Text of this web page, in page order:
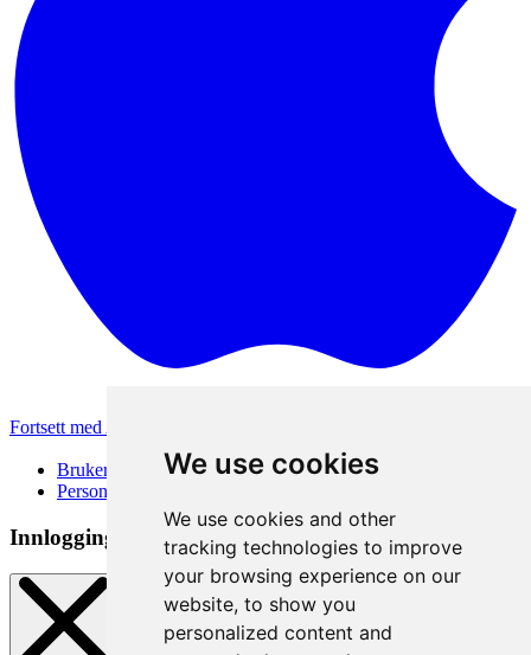
We use cookies
We use cookies and other
tracking technologies to improve
your browsing experience on our
website, to show you
personalized content and
Fortsett med Apple
Brukervilkår
Personvernerklæring
Innloggingsmetode